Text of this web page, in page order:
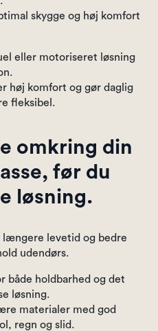
skygge og høj komfort
eller motoriseret løsning
høj komfort og gør daglig
fleksibel.
omkring din
før du
løsning.
længere levetid og bedre
udendørs.
både holdbarhed og det
løsning.
materialer med god
regn og slid.